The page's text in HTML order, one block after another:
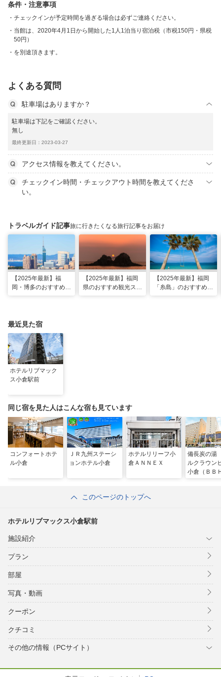
条件・注意事項
チェックインが予定時間を過ぎる場合は必ずご連絡ください。
当館は、2020年4月1日から開始した1人1泊当り宿泊税（市税150円・県税
50円）
を別途頂きます。
よくある質問
駐車場はありますか？
駐車場は下記をご確認ください。
無し
最終更新日：2023-03-27
アクセス情報を教えてください。
チェックイン時間・チェックアウト時間を教えてくださ
い。
トラベルガイド記事旅に行きたくなる旅行記事をお届け
【2025年最新】福
岡・博多のおすすめ観
【2025年最新】福岡
県のおすすめ観光スポ
【2025年最新】福岡
「糸島」のおすすめ観
最近見た宿
ホテルリブマック
ス小倉駅前
同じ宿を見た人はこんな宿も見ています
コンフォートホテ
ル小倉
ＪＲ九州ステーシ
ョンホテル小倉
ホテルリリーフ小
倉ＡＮＮＥＸ
備長炭の
ルクラウン
小倉（ＢＢ
このページのトップへ
ホテルリブマックス小倉駅前
施設紹介
プラン
部屋
写真・動画
クーポン
クチコミ
その他の情報（PCサイト）